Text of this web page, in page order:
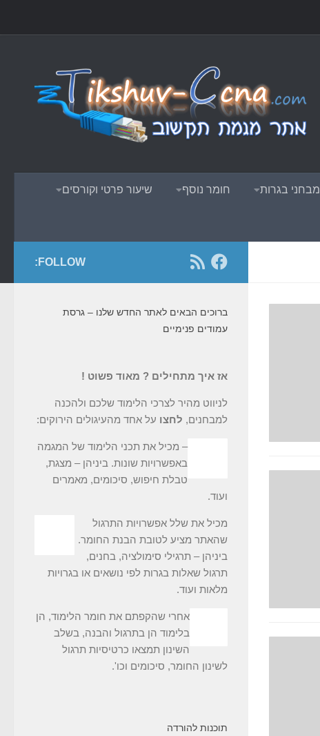
מבחני בגרות חומר נוסף שיעור פרטי וקורסים
FOLLOW:
ברוכים הבאים לאתר החדש שלנו – גרסת
עמודים פנימיים
אז איך מתחילים ? מאוד פשוט !
לניווט מהיר לצרכי הלימוד שלכם ולהכנה
למבחנים, לחצו על אחד מהעיגולים הירוקים:
– מכיל את תכני הלימוד של המגמה
באפשרויות שונות. ביניהן – מצגת,
טבלת חיפוש, סיכומים, מאמרים
ועוד.
מכיל את שלל אפשרויות התרגול
שהאתר מציע לטובת הבנת החומר.
ביניהן – תרגילי סימולציה, בחנים,
תרגול שאלות בגרות לפי נושאים או בגרויות
מלאות ועוד.
אחרי שהקפתם את חומר הלימוד, הן
בלימוד הן בתרגול והבנה, בשלב
השינון תמצאו כרטיסיות תרגול
לשינון החומר, סיכומים וכו'.
תוכנות להורדה